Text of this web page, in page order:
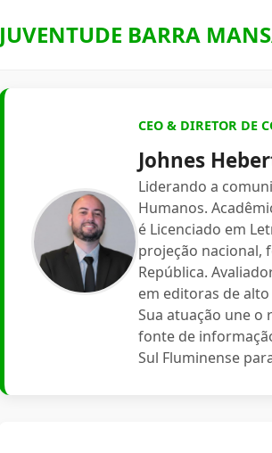
JUVENTUDE BARRA
CEO & DIRETOR DE
Johnes
Liderando a
Humanos.
é Licenciado em
projeção nacional,
República.
em editoras de
Sua atuação une o
fonte de
Sul Fluminense